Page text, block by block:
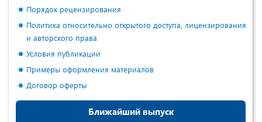
Порядок рецензирования
Политика относительно открытого доступа, лицензирования
и авторского права
Условия публикации
Примеры оформления материалов
Договор оферты
Ближайший выпуск